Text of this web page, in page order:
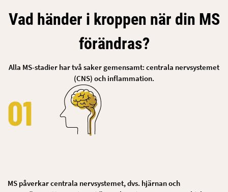
Vad händer i kroppen när din MS
förändras?
Alla MS-stadier har två saker gemensamt: centrala nervsystemet
(CNS) och inflammation.
MS påverkar centrala nervsystemet, dvs. hjärnan och